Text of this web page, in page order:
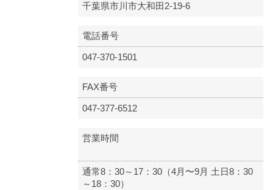
千葉県市川市大和田2-19-6
電話番号
047-370-1501
FAX番号
047-377-6512
営業時間
通常8：30～17：30（4月〜9月 土日8：30
～18：30）